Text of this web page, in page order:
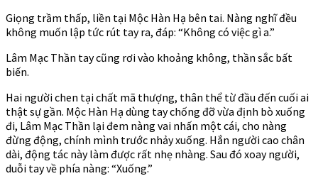
Giọng trầm thấp, liền tại Mộc Hàn Hạ bên tai. Nàng nghĩ đều
không muốn lập tức rút tay ra, đáp: “Không có việc gì a.”
Lâm Mạc Thần tay cũng rơi vào khoảng không, thần sắc bất
biến.
Hai người chen tại chất mã thượng, thân thể từ đầu đến cuối ai
thật sự gần. Mộc Hàn Hạ dùng tay chống đỡ vừa định bò xuống
đi, Lâm Mạc Thần lại đem nàng vai nhấn một cái, cho nàng
đừng động, chính mình trước nhảy xuống. Hắn người cao chân
dài, động tác này làm được rất nhẹ nhàng. Sau đó xoay người,
duỗi tay về phía nàng: “Xuống.”